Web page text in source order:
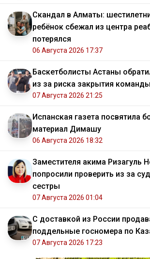
Скандал в Алматы:
ребёнок сбежал из центра
потерялся
06 Августа 2026 17:37
Баскетболисты Астаны
из за риска закрытия команды
07 Августа 2026 21:25
Испанская газета посвятила
материал Димашу
06 Августа 2026 18:32
Заместителя акима Ризагуль
попросили проверить из за
сестры
07 Августа 2026 01:04
С доставкой из России
поддельные госномера по
07 Августа 2026 17:23